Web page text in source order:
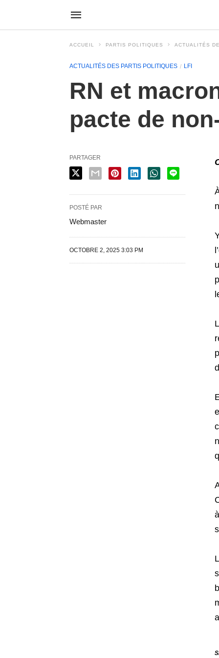
ACCUEIL PARTIS POLITIQUES ACTUALITÉS
ACTUALITÉS DES PARTIS POLITIQUES LFI
RN et
pacte de
PARTAGER
POSTÉ PAR
Webmaster
OCTOBRE 2, 2025 3:03 PM